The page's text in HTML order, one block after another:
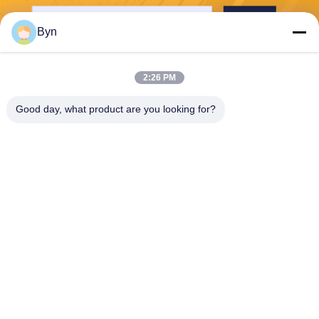
Byn
2:26 PM
Good day, what product are you looking for?